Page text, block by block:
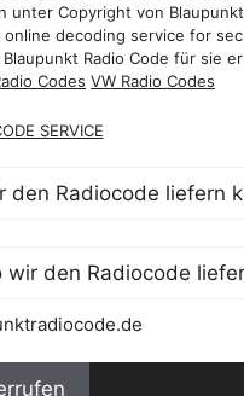
unter Copyright von
decoding service for
Radio Code für sie
Codes VW Radio Codes
SERVICE